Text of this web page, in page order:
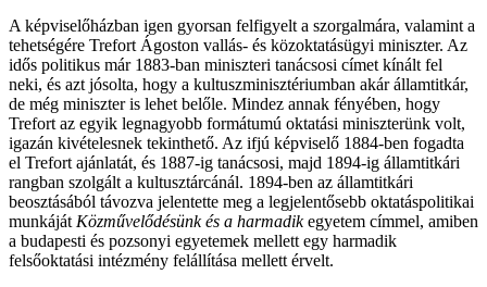
A képviselőházban igen gyorsan felfigyelt a szorgalmára, valamint a
tehetségére Trefort Ágoston vallás- és közoktatásügyi miniszter. Az
idős politikus már 1883-ban miniszteri tanácsosi címet kínált fel
neki, és azt jósolta, hogy a kultuszminisztériumban akár államtitkár,
de még miniszter is lehet belőle. Mindez annak fényében, hogy
Trefort az egyik legnagyobb formátumú oktatási miniszterünk volt,
igazán kivételesnek tekinthető. Az ifjú képviselő 1884-ben fogadta
el Trefort ajánlatát, és 1887-ig tanácsosi, majd 1894-ig államtitkári
rangban szolgált a kultusztárcánál. 1894-ben az államtitkári
beosztásából távozva jelentette meg a legjelentősebb oktatáspolitikai
munkáját Közművelődésünk és a harmadikegyetem címmel, amiben
a budapesti és pozsonyi egyetemek mellett egy harmadik
felsőoktatási intézmény felállítása mellett érvelt.